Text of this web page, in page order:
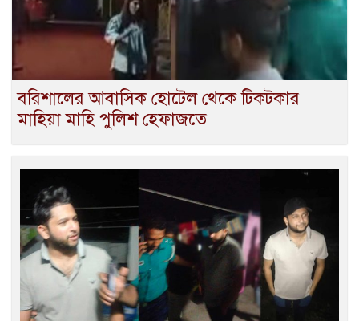
বরিশালের আবাসিক হোটেল থেকে টিকটকার
মাহিয়া মাহি পুলিশ হেফাজতে